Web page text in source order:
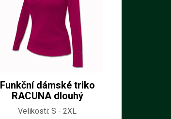
Funkční dámské triko
RACUNA dlouhý
rukáv 320
Velikosti: S - 2XL